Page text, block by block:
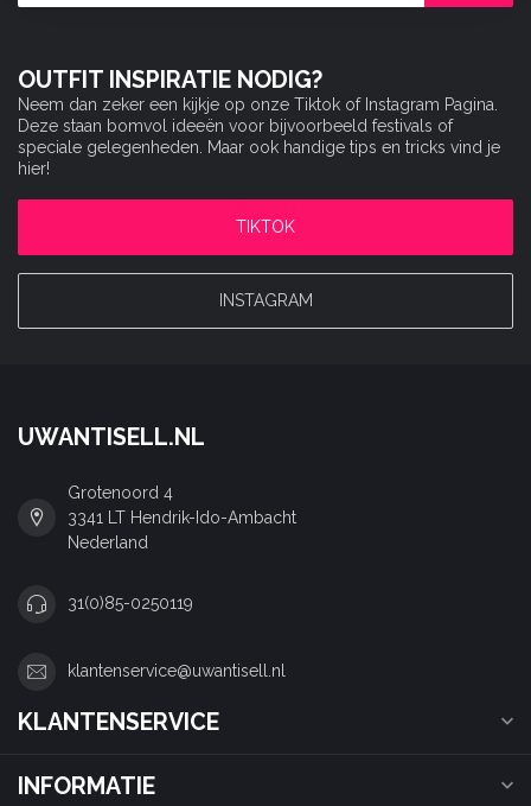
OUTFIT INSPIRATIE NODIG?
Neem dan zeker een kijkje op onze Tiktok of Instagram Pagina.
Deze staan bomvol ideeën voor bijvoorbeeld festivals of
speciale gelegenheden. Maar ook handige tips en tricks vind je
hier!
TIKTOK
INSTAGRAM
UWANTISELL.NL
Grotenoord 4
3341 LT Hendrik-Ido-Ambacht
Nederland
31(0)85-0250119
klantenservice@uwantisell.nl
KLANTENSERVICE
INFORMATIE